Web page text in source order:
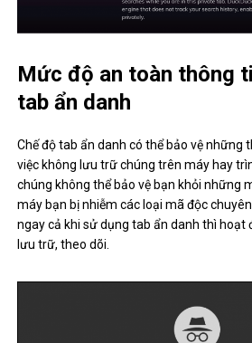
Mức độ an toàn thông
tab ẩn danh
Chế độ tab ẩn danh có thể bảo vệ những
việc không lưu trữ chúng trên máy hay
chúng không thể bảo vệ bạn khỏi những
máy bạn bị nhiễm các loại mã độc
ngay cả khi sử dụng tab ẩn danh thì hoạt
lưu trữ, theo dõi.